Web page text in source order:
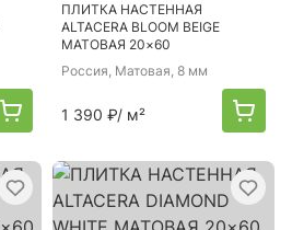
ПЛИТКА НАСТЕННАЯ
ALTACERA BLOOM BEIGE
МАТОВАЯ 20×60
Россия, Матовая, 8 мм
1 390 ₽/ м²